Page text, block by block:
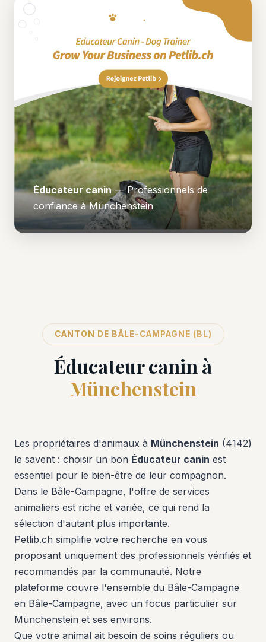
Éducateur canin — Professionnels de
confiance à Münchenstein
CANTON DE BÂLE-CAMPAGNE (BL)
Éducateur canin à
Münchenstein
Les propriétaires d'animaux à Münchenstein (4142)
le savent : choisir un bon Éducateur canin est
essentiel pour le bien-être de leur compagnon.
Dans le Bâle-Campagne, l'offre de services
animaliers est riche et variée, ce qui rend la
sélection d'autant plus importante.
Petlib.ch simplifie votre recherche en vous
proposant uniquement des professionnels vérifiés et
recommandés par la communauté. Notre
plateforme couvre l'ensemble du Bâle-Campagne
en Bâle-Campagne, avec un focus particulier sur
Münchenstein et ses environs.
Que votre animal ait besoin de soins réguliers ou